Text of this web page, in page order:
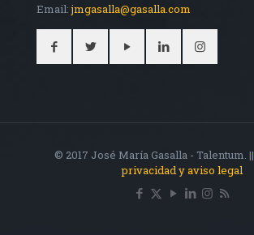
Email:jmgasalla@gasalla.com
© 2017 José María Gasalla - Talentum. ||
privacidad y aviso legal